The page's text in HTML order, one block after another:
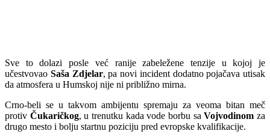
Sve to dolazi posle već ranije zabeležene tenzije u kojoj je
učestvovao Saša Zdjelar, pa novi incident dodatno pojačava utisak
da atmosfera u Humskoj nije ni približno mirna.
Crno-beli se u takvom ambijentu spremaju za veoma bitan meč
protiv Čukaričkog, u trenutku kada vode borbu saVojvodinom za
drugo mesto i bolju startnu poziciju pred evropske kvalifikacije.